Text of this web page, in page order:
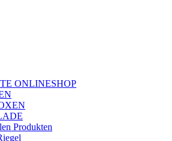
ONLINESHOP
Produkten